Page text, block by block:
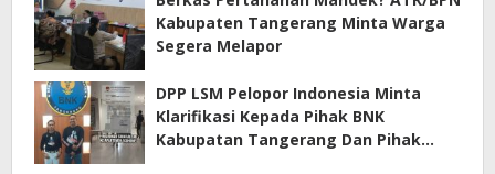
Kabupaten Tangerang Minta Warga
Segera Melapor
DPP LSM Pelopor Indonesia Minta
Klarifikasi Kepada Pihak BNK
Kabupatan Tangerang Dan Pihak